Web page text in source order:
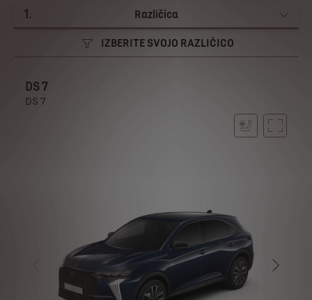
1 . Različica
IZBERITE SVOJO RAZLIČICO
DS 7
DS 7